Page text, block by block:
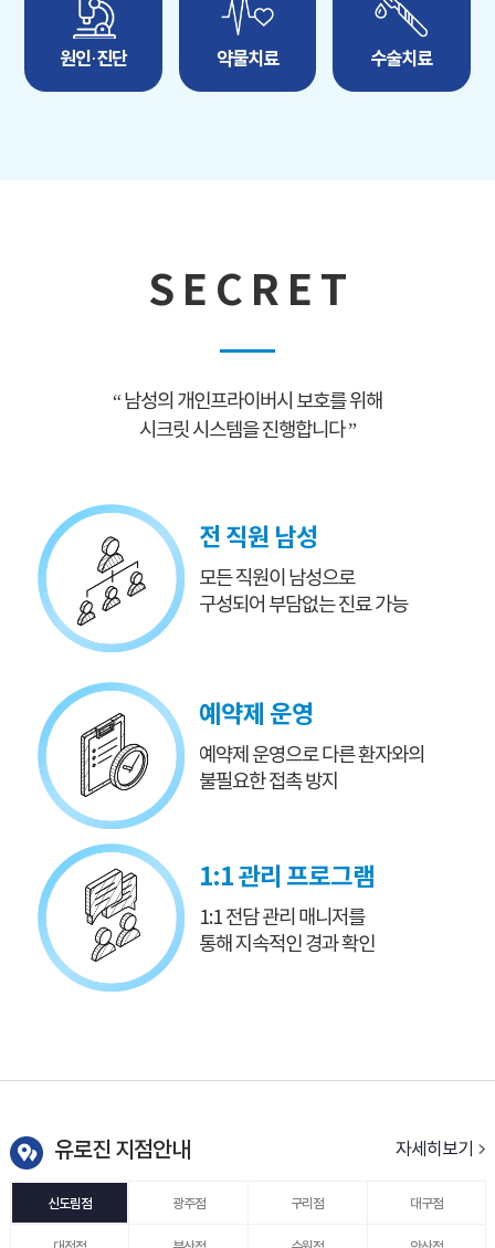
원인·진단 약물치료 수술치료
S E C R E T
“ 남성의 개인프라이버시 보호를 위해
시크릿 시스템을 진행합니다 ”
전 직원 남성
모든 직원이 남성으로
구성되어 부담없는 진료 가능
예약제 운영
예약제 운영으로다른 환자와의
불필요한 접촉 방지
1:1 관리 프로그램
1:1 전담 관리 매니저를
통해 지속적인 경과 확인
유로진 지점안내 자세히보기
신도림점 광주점 구리점 대구점